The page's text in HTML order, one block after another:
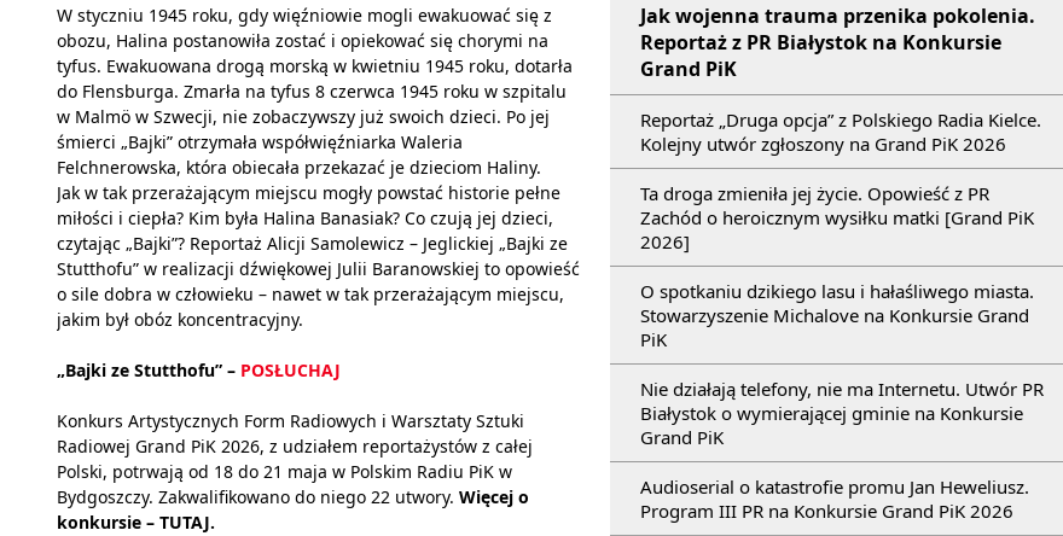
Jak wojenna trauma przenika pokolenia.
Reportaż z PR Białystok na Konkursie
Grand PiK
Reportaż „Druga opcja” z Polskiego Radia Kielce.
Kolejny utwór zgłoszony na Grand PiK 2026
Ta droga zmieniła jej życie. Opowieść z PR
Zachód o heroicznym wysiłku matki [Grand PiK
2026]
O spotkaniu dzikiego lasu i hałaśliwego miasta.
Stowarzyszenie Michalove na Konkursie Grand
PiK
Nie działają telefony, nie ma Internetu. Utwór PR
Białystok o wymierającej gminie na Konkursie
Grand PiK
Audioserial o katastrofie promu Jan Heweliusz.
Program III PR na Konkursie Grand PiK 2026
W styczniu 1945 roku, gdy więźniowie mogli ewakuować się z
obozu, Halina postanowiła zostać i opiekować się chorymi na
tyfus. Ewakuowana drogą morską w kwietniu 1945 roku, dotarła
do Flensburga. Zmarła na tyfus 8 czerwca 1945 roku w szpitalu
w Malmö w Szwecji, nie zobaczywszy już swoich dzieci. Po jej
śmierci „Bajki” otrzymała współwięźniarka Waleria
Felchnerowska, która obiecała przekazać je dzieciom Haliny.
Jak w tak przerażającym miejscu mogły powstać historie pełne
miłości i ciepła? Kim była Halina Banasiak? Co czują jej dzieci,
czytając „Bajki”? Reportaż Alicji Samolewicz – Jeglickiej „Bajki ze
Stutthofu” w realizacji dźwiękowej Julii Baranowskiej to opowieść
o sile dobra w człowieku – nawet w tak przerażającym miejscu,
jakim był obóz koncentracyjny.
„Bajki ze Stutthofu” – POSŁUCHAJ
Konkurs Artystycznych Form Radiowych i Warsztaty Sztuki
Radiowej Grand PiK 2026, z udziałem reportażystów z całej
Polski, potrwają od 18 do 21 maja w Polskim Radiu PiK w
Bydgoszczy. Zakwalifikowano do niego 22 utwory. Więcej o
konkursie – TUTAJ.